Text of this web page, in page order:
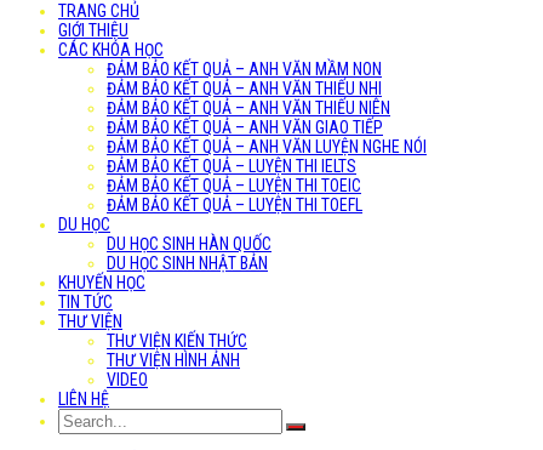
TRANG CHỦ
GIỚI THIỆU
CÁC KHÓA HỌC
ĐẢM BẢO KẾT QUẢ – ANH VĂN MẦM NON
ĐẢM BẢO KẾT QUẢ – ANH VĂN THIẾU NHI
ĐẢM BẢO KẾT QUẢ – ANH VĂN THIẾU NIÊN
ĐẢM BẢO KẾT QUẢ – ANH VĂN GIAO TIẾP
ĐẢM BẢO KẾT QUẢ – ANH VĂN LUYỆN NGHE NÓI
ĐẢM BẢO KẾT QUẢ – LUYỆN THI IELTS
ĐẢM BẢO KẾT QUẢ – LUYỆN THI TOEIC
ĐẢM BẢO KẾT QUẢ – LUYỆN THI TOEFL
DU HỌC
DU HỌC SINH HÀN QUỐC
DU HỌC SINH NHẬT BẢN
KHUYẾN HỌC
TIN TỨC
THƯ VIỆN
THƯ VIỆN KIẾN THỨC
THƯ VIỆN HÌNH ẢNH
VIDEO
LIÊN HỆ